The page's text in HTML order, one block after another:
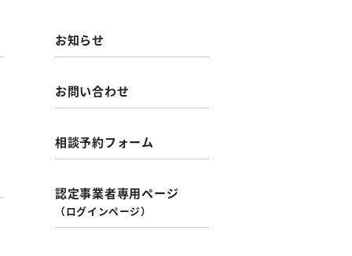
お知らせ
お問い合わせ
相談予約フォーム
認定事業者専用ページ
（ログインページ）